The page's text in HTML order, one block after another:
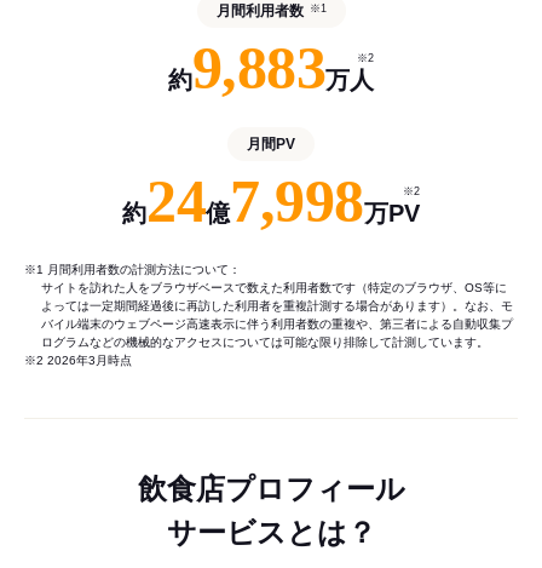
月間利用者数 ※1
約9,883万人
※2
月間PV
約24億7,998万PV
※2
※1 月間利用者数の計測方法について：
サイトを訪れた人をブラウザベースで数えた利用者数です（特定のブラウザ、OS等に
よっては一定期間経過後に再訪した利用者を重複計測する場合があります）。なお、モ
バイル端末のウェブページ高速表示に伴う利用者数の重複や、第三者による自動収集プ
ログラムなどの機械的なアクセスについては可能な限り排除して計測しています。
※2 2026年3月時点
飲食店プロフィール
サービスとは？